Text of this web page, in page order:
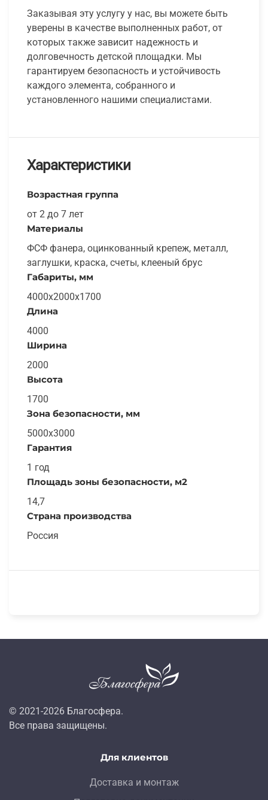
Заказывая эту услугу у нас, вы можете быть
уверены в качестве выполненных работ, от
которых также зависит надежность и
долговечность детской площадки. Мы
гарантируем безопасность и устойчивость
каждого элемента, собранного и
установленного нашими специалистами.
Характеристики
Возрастная группа
от 2 до 7 лет
Материалы
ФСФ фанера, оцинкованный крепеж, металл,
заглушки, краска, счеты, клееный брус
Габариты, мм
4000x2000x1700
Длина
4000
Ширина
2000
Высота
1700
Зона безопасности, мм
5000x3000
Гарантия
1 год
Площадь зоны безопасности, м2
14,7
Страна производства
Россия
© 2021-2026 Благосфера.
Все права защищены.
Для клиентов
Доставка и монтаж